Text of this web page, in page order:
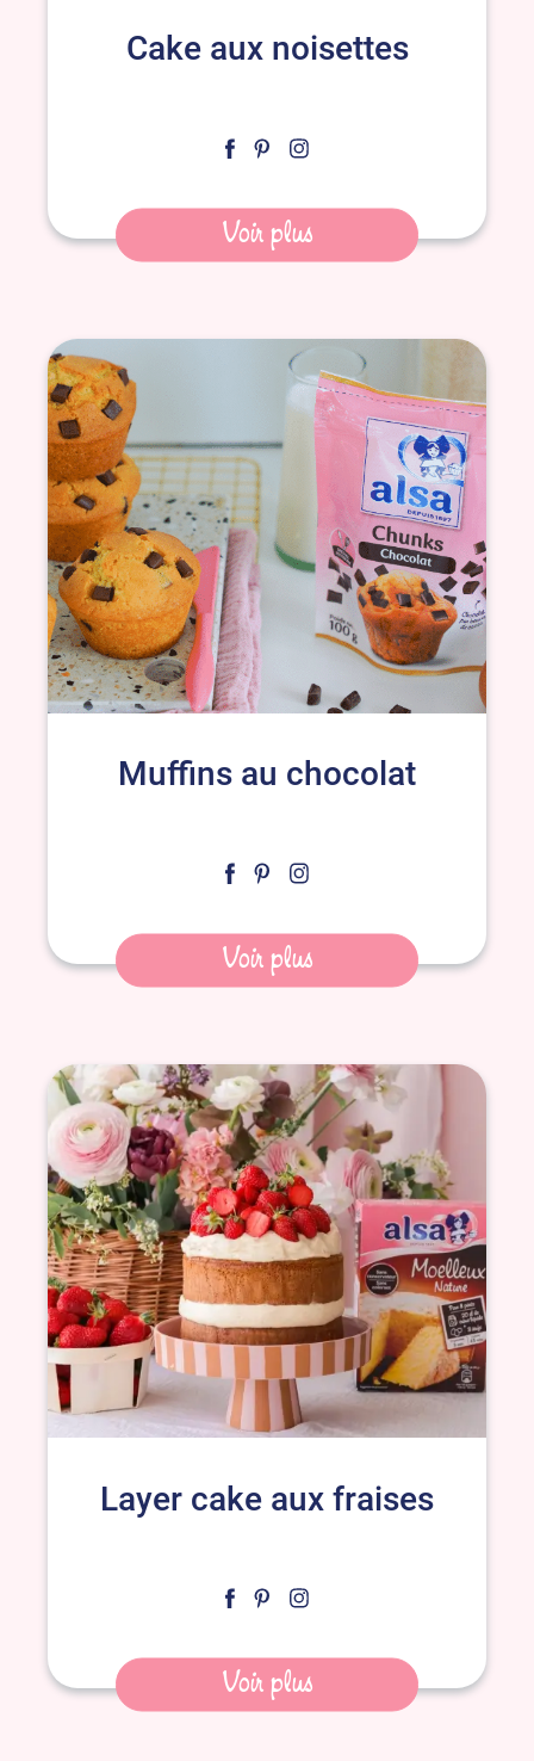
Cake aux noisettes
Voir plus
Muffins au chocolat
Voir plus
Layer cake aux fraises
Voir plus